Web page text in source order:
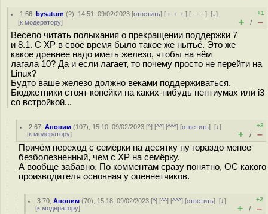
1.66 ,bysaturn (?), 14:51, 09/02/2023 [ответить] [ ﹢﹢﹢] [ · · ·][↓]
[к модератору]
+1
+ / –
Весело читать полыхания о прекращении поддержки 7
и 8.1. С XP в своё время было такое же нытьё. Это же
какое древнее надо иметь железо, чтобы на нём
лагала 10? Да и если лагает, то почему просто не перейти на
Linux?
Будто ваше железо должно веками поддерживаться.
Бюджетники стоят копейки на каких-нибудь пентиумах или i3
со встройкой...
2.67 ,Аноним (107), 15:10, 09/02/2023 [^] [^^] [^^^] [ответить][↓]
[к модератору]
+3
+ / –
Причём переход с семёрки на десятку ну гораздо менее
безболезненный, чем с XP на семёрку.
А вообще забавно. По комментам сразу понятно, ОС какого
производителя основная у опеннетчиков.
3.70 ,Аноним (70), 15:18, 09/02/2023 [^] [^^] [^^^] [ответить][↓]
[к модератору]
+2
+ / –